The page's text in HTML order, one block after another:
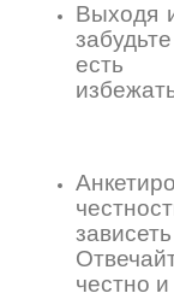
Выходя
есть
честно